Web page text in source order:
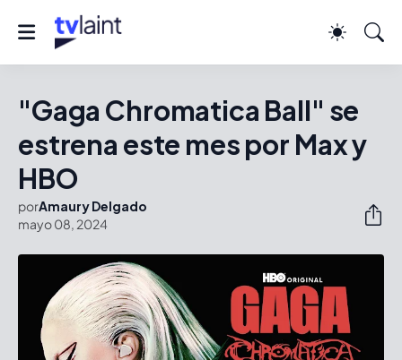
"Gaga Chromatica Ball" se
estrena este mes por Max y
HBO
porAmaury Delgado
mayo 08, 2024